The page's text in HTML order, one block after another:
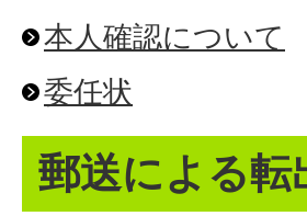
本人確認について
委任状
郵送による転